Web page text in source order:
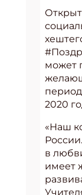
может
2020
«Наш
в
имеет